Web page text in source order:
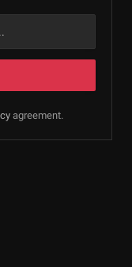
agreement.